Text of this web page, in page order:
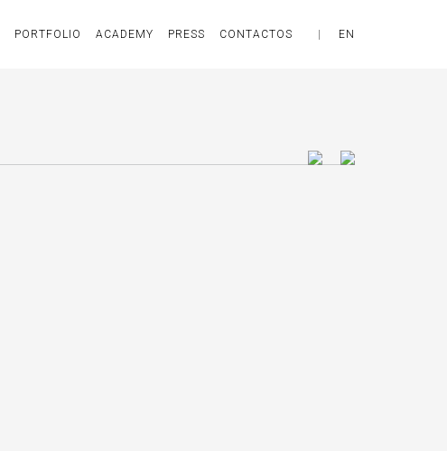
PORTFOLIO ACADEMY PRESS CONTACTOS EN